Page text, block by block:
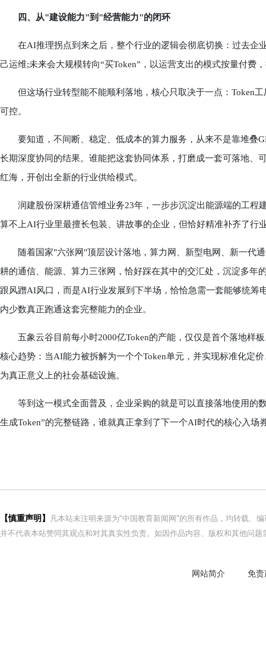
四、从"建设能力"到"经营能力"的闭环
在AI推理拐点到来之后，整个行业的逻辑会彻底切换：过去企
己运维;未来会大规模转向“买Token”，以运营支出的模式按量付费
但这场行业转型能不能顺利落地，核心只取决于一点：Token工
可控。
要知道，不间断、稳定、低成本的算力服务，从来不是靠堆叠
长期深度协同的结果。谁能把这套协同体系，打磨成一套可落地、
红海，开创出全新的行业供给模式。
润建股份深耕通信管维业务23年，一步步沉淀出能源端的工程
算不上AI行业里最擅长包装、讲故事的企业，但恰好精准补齐了行
随着国家"六张网"顶层设计落地，算力网、新型电网、新一代通
耕的通信、能源、算力三张网，恰好踩在其中的交汇处，沉淀多年
跟风蹭AI风口，而是AI行业发展到下半场，恰恰急需一套能够统筹
内少数真正跑通这套完整能力的企业。
五象云谷目前每小时2000亿Token的产能，仅仅是首个落地样
核心趋势：当AI能力被拆解为一个个Token单元，并实现标准化定
为真正意义上的社会基础设施。
等到这一模式全面普及，企业采购的就是可以直接落地使用的
生成Token”的完整链路，谁就真正拿到了下一个AI时代的核心入场
【慎重声明】
凡本站未注明来源为"中国教育新闻网"的所有作品，均转载、
并不代表本站赞同其观点和对其真实性负责。如因作品内容、版权和其他问
网站简介 免责